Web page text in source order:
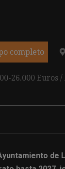
completo
26.000 Euros /